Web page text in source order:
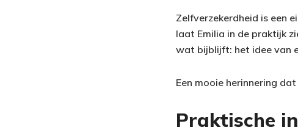
Zelfverzekerdheid is een
laat Emilia in de praktijk
wat bijblijft: het idee van
Een mooie herinnering
Praktische